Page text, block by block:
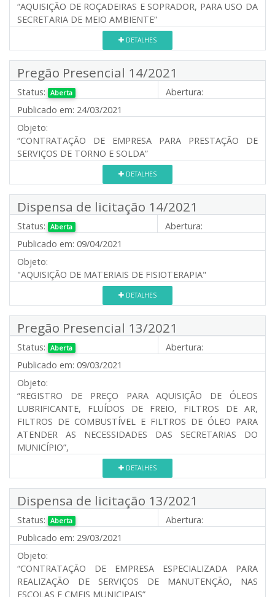
“AQUISIÇÃO DE ROÇADEIRAS E SOPRADOR, PARA USO DA
SECRETARIA DE MEIO AMBIENTE”
DETALHES
Pregão Presencial 14/2021
Status: Aberta
Abertura:
Publicado em: 24/03/2021
Objeto:
“CONTRATAÇÃO DE EMPRESA PARA PRESTAÇÃO DE
SERVIÇOS DE TORNO E SOLDA”
DETALHES
Dispensa de licitação 14/2021
Status: Aberta
Abertura:
Publicado em: 09/04/2021
Objeto:
"AQUISIÇÃO DE MATERIAIS DE FISIOTERAPIA"
DETALHES
Pregão Presencial 13/2021
Status: Aberta
Abertura:
Publicado em: 09/03/2021
Objeto:
“REGISTRO DE PREÇO PARA AQUISIÇÃO DE ÓLEOS
LUBRIFICANTE, FLUÍDOS DE FREIO, FILTROS DE AR,
FILTROS DE COMBUSTÍVEL E FILTROS DE ÓLEO PARA
ATENDER AS NECESSIDADES DAS SECRETARIAS DO
MUNICÍPIO”,
DETALHES
Dispensa de licitação 13/2021
Status: Aberta
Abertura:
Publicado em: 29/03/2021
Objeto:
“CONTRATAÇÃO DE EMPRESA ESPECIALIZADA PARA
REALIZAÇÃO DE SERVIÇOS DE MANUTENÇÃO, NAS
ESCOLAS E CMEIS MUNICIPAIS”